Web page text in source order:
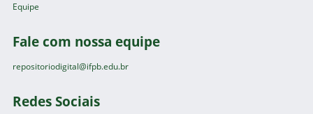
Equipe
Fale com nossa equipe
repositoriodigital@ifpb.edu.br
Redes Sociais